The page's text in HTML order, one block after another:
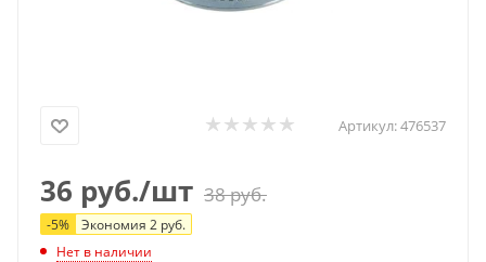
Артикул:476537
36 руб./шт 38руб.
-5% Экономия 2 руб.
Нет в наличии